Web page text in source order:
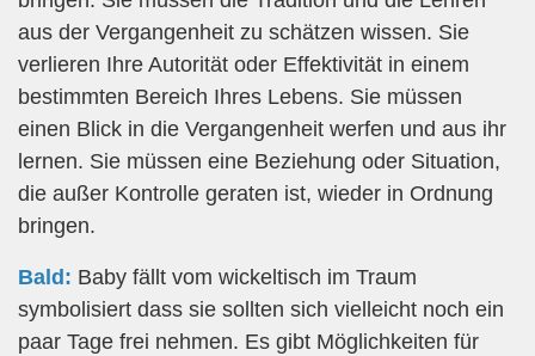
aus der Vergangenheit zu schätzen wissen. Sie
verlieren Ihre Autorität oder Effektivität in einem
bestimmten Bereich Ihres Lebens. Sie müssen
einen Blick in die Vergangenheit werfen und aus ihr
lernen. Sie müssen eine Beziehung oder Situation,
die außer Kontrolle geraten ist, wieder in Ordnung
bringen.
Bald: Baby fällt vom wickeltisch im Traum
symbolisiert dass sie sollten sich vielleicht noch ein
paar Tage frei nehmen. Es gibt Möglichkeiten für